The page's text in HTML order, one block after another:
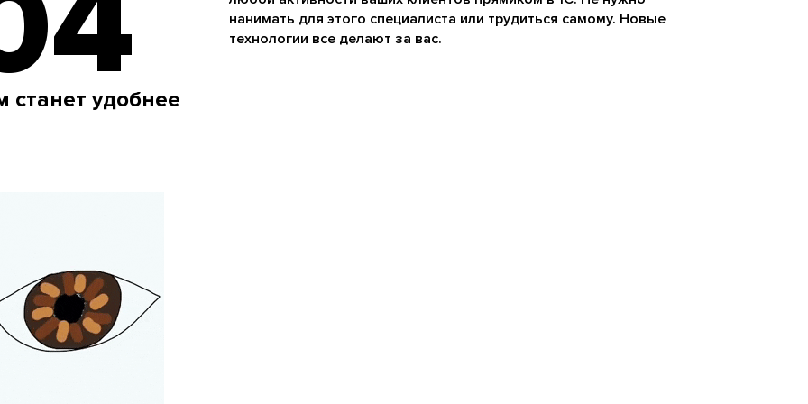
станет удобнее
нанимать для этого специалиста или трудиться самому. Новые
технологии все делают за вас.